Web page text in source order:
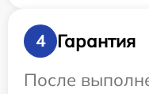
4
Гарантия
После